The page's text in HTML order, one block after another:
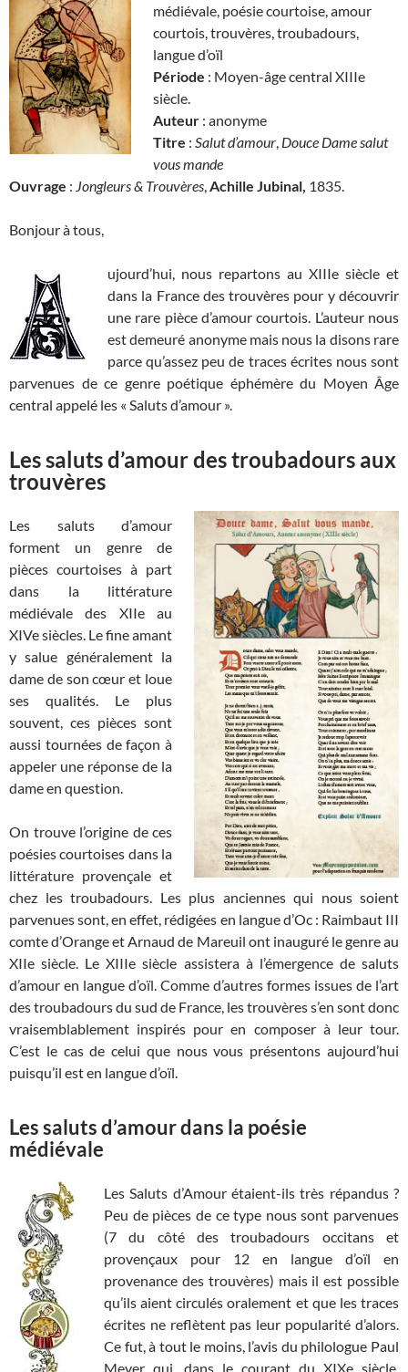
médiévale, poésie courtoise, amour
courtois, trouvères, troubadours,
langue d’oïl
Période : Moyen-âge central XIIIe
siècle.
Auteur : anonyme
Titre : Salut d’amour, Douce Dame salut
vous mande
Ouvrage : Jongleurs & Trouvères,Achille Jubinal, 1835.
Bonjour à tous,
ujourd’hui, nous repartons au XIIIe siècle et
dans la France des trouvères pour y découvrir
une rare pièce d’amour courtois. L’auteur nous
est demeuré anonyme mais nous la disons rare
parce qu’assez peu de traces écrites nous sont
parvenues de ce genre poétique éphémère du Moyen Âge
central appelé les « Saluts d’amour ».
Les saluts d’amour des troubadours aux
trouvères
Les saluts d’amour
forment un genre de
pièces courtoises à part
dans la littérature
médiévale des XIIe au
XIVe siècles. Le fine amant
y salue généralement la
dame de son cœur et loue
ses qualités. Le plus
souvent, ces pièces sont
aussi tournées de façon à
appeler une réponse de la
dame en question.
On trouve l’origine de ces
poésies courtoises dans la
littérature provençale et
chez les troubadours. Les plus anciennes qui nous soient
parvenues sont, en effet, rédigées en langue d’Oc : Raimbaut III
comte d’Orange et Arnaud de Mareuil ont inauguré le genre au
XIIe siècle. Le XIIIe siècle assistera à l’émergence de saluts
d’amour en langue d’oïl. Comme d’autres formes issues de l’art
des troubadours du sud de France, les trouvères s’en sont donc
vraisemblablement inspirés pour en composer à leur tour.
C’est le cas de celui que nous vous présentons aujourd’hui
puisqu’il est en langue d’oïl.
Les saluts d’amour dans la poésie
médiévale
Les Saluts d’Amour étaient-ils très répandus ?
Peu de pièces de ce type nous sont parvenues
(7 du côté des troubadours occitans et
provençaux pour 12 en langue d’oïl en
provenance des trouvères) mais il est possible
qu’ils aient circulés oralement et que les traces
écrites ne reflètent pas leur popularité d’alors.
Ce fut, à tout le moins, l’avis du philologue Paul
Meyer qui, dans le courant du XIXe siècle,